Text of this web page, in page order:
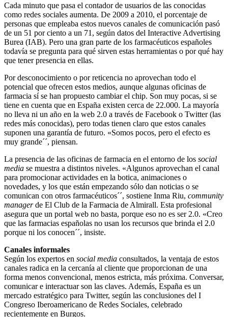
Cada minuto que pasa el contador de usuarios de las conocidas
como redes sociales aumenta. De 2009 a 2010, el porcentaje de
personas que empleaba estos nuevos canales de comunicación pasó
de un 51 por ciento a un 71, según datos del Interactive Advertising
Burea (IAB). Pero una gran parte de los farmacéuticos españoles
todavía se pregunta para qué sirven estas herramientas o por qué hay
que tener presencia en ellas.
Por desconocimiento o por reticencia no aprovechan todo el
potencial que ofrecen estos medios, aunque algunas oficinas de
farmacia sí se han propuesto cambiar el chip. Son muy pocas, si se
tiene en cuenta que en España existen cerca de 22.000. La mayoría
no lleva ni un año en la web 2.0 a través de Facebook o Twitter (las
redes más conocidas), pero todas tienen claro que estos canales
suponen una garantía de futuro. «Somos pocos, pero el efecto es
muy grande´´, piensan.
La presencia de las oficinas de farmacia en el entorno de los social
media se muestra a distintos niveles. «Algunos aprovechan el canal
para promocionar actividades en la botica, animaciones o
novedades, y los que están empezando sólo dan noticias o se
comunican con otros farmacéuticos´´, sostiene Inma Riu, community
managerde El Club de la Farmacia de Almirall. Esta profesional
asegura que un portal web no basta, porque eso no es ser 2.0. «Creo
que las farmacias españolas no usan los recursos que brinda el 2.0
porque ni los conocen´´, insiste.
Canales informales
Según los expertos en social media consultados, la ventaja de estos
canales radica en la cercanía al cliente que proporcionan de una
forma menos convencional, menos estricta, más próxima. Conversar,
comunicar e interactuar son las claves. Además, España es un
mercado estratégico para Twitter, según las conclusiones del I
Congreso Iberoamericano de Redes Sociales, celebrado
recientemente en Burgos.